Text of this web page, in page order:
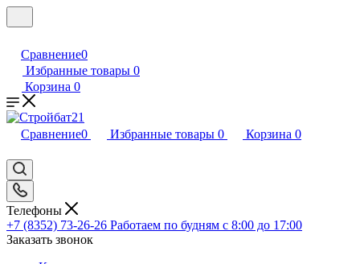
Сравнение0
Избранные товары 0
Корзина 0
Сравнение0 Избранные товары 0 Корзина 0
Телефоны
+7 (8352) 73-26-26 Работаем по будням с 8:00 до 17:00
Заказать звонок